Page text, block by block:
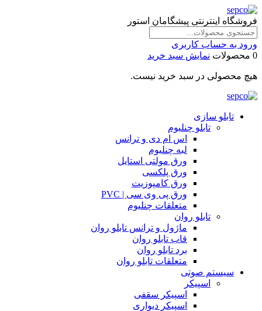
فروشگاه اینترنتی پیشگامان استور
ورود به حساب کاربری
0 محصولات
نمایش سبد خرید
هیچ محصولی در سبد خرید نیست.
تابلو سازی
تابلو چنلیوم
اس ام دی و ترانس
لبه چنلیوم
ورق مولتی استایل
ورق پلکسی
ورق کامپوزیت
ورق پی وی سی | PVC
متعلقات چنلیوم
تابلو روان
ماژول و ترانس تابلو روان
قاب تابلو روان
برد تابلو روان
متعلقات تابلو روان
سیستم صوتی
اسپیکر
اسپیکر سقفی
اسپیکر دیواری